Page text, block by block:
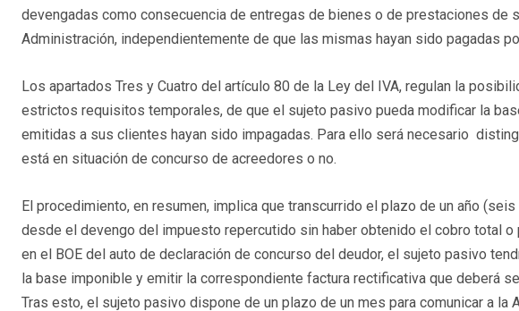
devengadas como consecuencia de entregas de bienes o de prestaciones de
Administración, independientemente de que las mismas hayan sido pagadas
Los apartados Tres y Cuatro del artículo 80 de la Ley del IVA, regulan la
estrictos requisitos temporales, de que el sujeto pasivo pueda modificar la
emitidas a sus clientes hayan sido impagadas. Para ello será necesario
está en situación de concurso de acreedores o no.
El procedimiento, en resumen, implica que transcurrido el plazo de un año
desde el devengo del impuesto repercutido sin haber obtenido el cobro total
en el BOE del auto de declaración de concurso del deudor, el sujeto pasivo
la base imponible y emitir la correspondiente factura rectificativa que deberá
Tras esto, el sujeto pasivo dispone de un plazo de un mes para comunicar a la